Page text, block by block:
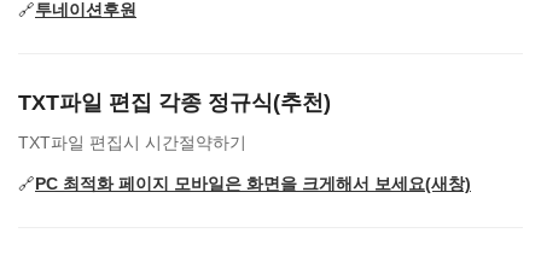
🔗투네이션후원
TXT파일 편집 각종 정규식(추천)
TXT파일 편집시 시간절약하기
🔗 PC 최적화 페이지 모바일은 화면을 크게해서 보세요(새창)